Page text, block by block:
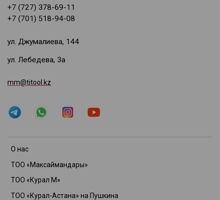
О нас
ТОО «Максаймандары»
ТОО «Курал М»
ТОО «Курал-Астана» на Пушкина
+7 (727) 378-69-11
+7 (701) 518-94-08
ул. Джумалиева, 144
ул. Лебедева, 3а
mm@titool.kz